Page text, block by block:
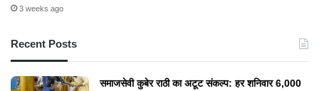
3 weeks ago
Recent Posts
समाजसेवी कुबेर राठी का अटूट संकल्प: हर शनिवार 6,000